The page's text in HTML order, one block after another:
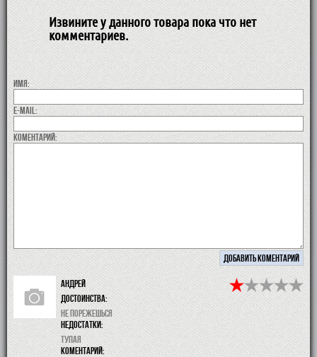
Извините у данного товара пока что нет
комментариев.
Имя:
E-MAIL:
коментарий:
Андрей
Достоинства:
Не порежешься
недостатки:
тупая
коментарий: